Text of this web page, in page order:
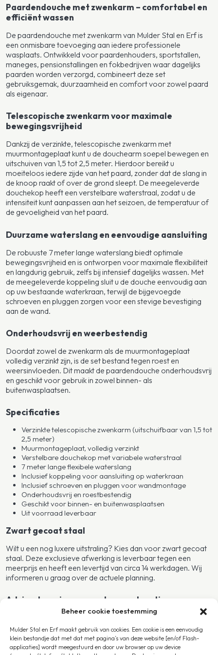
Beheer cookie toestemming
Mulder Stal en Erf maakt gebruik van cookies. Een cookie is een eenvoudig
klein bestandje dat met dat met pagina’s van deze website [en/of Flash-
applicaties] wordt meegestuurd en door uw browser op uw device
Paardendouche met zwenkarm – comfortabel en
efficiënt wassen
De paardendouche met zwenkarm van Mulder Stal en Erf is
een onmisbare toevoeging aan iedere professionele
wasplaats. Ontwikkeld voor paardenhouders, sportstallen,
maneges, pensionstallingen en fokbedrijven waar dagelijks
paarden worden verzorgd, combineert deze set
gebruiksgemak, duurzaamheid en comfort voor zowel paard
als eigenaar.
Telescopische zwenkarm voor maximale
bewegingsvrijheid
Dankzij de verzinkte, telescopische zwenkarm met
muurmontageplaat kunt u de douchearm soepel bewegen en
uitschuiven van 1,5 tot 2,5 meter. Hierdoor bereikt u
moeiteloos iedere zijde van het paard, zonder dat de slang in
de knoop raakt of over de grond sleept. De meegeleverde
douchekop heeft een verstelbare waterstraal, zodat u de
intensiteit kunt aanpassen aan het seizoen, de temperatuur of
de gevoeligheid van het paard.
Duurzame waterslang en eenvoudige aansluiting
De robuuste 7 meter lange waterslang biedt optimale
bewegingsvrijheid en is ontworpen voor maximale flexibiliteit
en langdurig gebruik, zelfs bij intensief dagelijks wassen. Met
de meegeleverde koppeling sluit u de douche eenvoudig aan
op uw bestaande waterkraan, terwijl de bijgevoegde
schroeven en pluggen zorgen voor een stevige bevestiging
aan de wand.
Onderhoudsvrij en weerbestendig
Doordat zowel de zwenkarm als de muurmontageplaat
volledig verzinkt zijn, is de set bestand tegen roest en
weersinvloeden. Dit maakt de paardendouche onderhoudsvrij
en geschikt voor gebruik in zowel binnen- als
buitenwasplaatsen.
Specificaties
Verzinkte telescopische zwenkarm (uitschuifbaar van 1,5 tot
2,5 meter)
Muurmontageplaat, volledig verzinkt
Verstelbare douchekop met variabele waterstraal
7 meter lange flexibele waterslang
Inclusief koppeling voor aansluiting op waterkraan
Inclusief schroeven en pluggen voor wandmontage
Onderhoudsvrij en roestbestendig
Geschikt voor binnen- en buitenwasplaatsen
Uit voorraad leverbaar
Zwart gecoat staal
Wilt u een nog luxere uitstraling? Kies dan voor zwart gecoat
staal. Deze exclusieve afwerking is leverbaar tegen een
meerprijs en heeft een levertijd van circa 14 werkdagen. Wij
informeren u graag over de actuele planning.
Advies, levering en montage op locatie
Wilt u graag geholpen worden bij het samenstellen van uw
paardenstal? Wij staan graag voor u klaar. Om u verder te
ontzorgen bieden wij zowel levering als montage op locatie
aan in heel Nederland, maar ook in België, Luxemburg,